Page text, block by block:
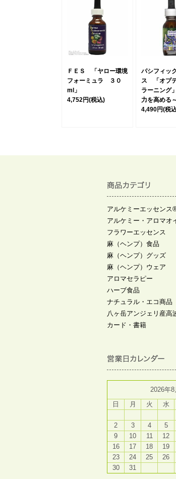
ＦＥＳ 「ヤロー環境
フォーミュラ ３０
ml」
4,752円(税込)
パシフィッ
ス 「オプ
ラーニング
力を高める～
4,490円(税
アルケミーエッセンス
アルケミー・アロマオ
フラワーエッセンス
麻（ヘンプ）食品
麻（ヘンプ）グッズ
麻（ヘンプ）ウェア
アロマセラピー
ハーブ食品
ナチュラル・エコ商品
八ヶ岳アンジェリ産高
カード・書籍
2026年8
日
月 火 水
2
3 4 5
9
10 11 12
16
17 18 19
23
24 25 26
30
31